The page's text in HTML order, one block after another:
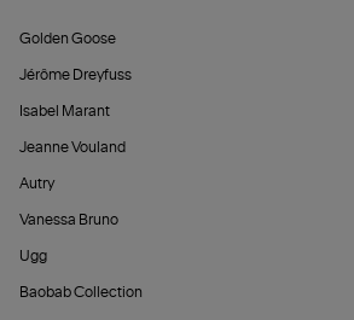
Golden Goose
Jérôme Dreyfuss
Isabel Marant
Jeanne Vouland
Autry
Vanessa Bruno
Ugg
Baobab Collection